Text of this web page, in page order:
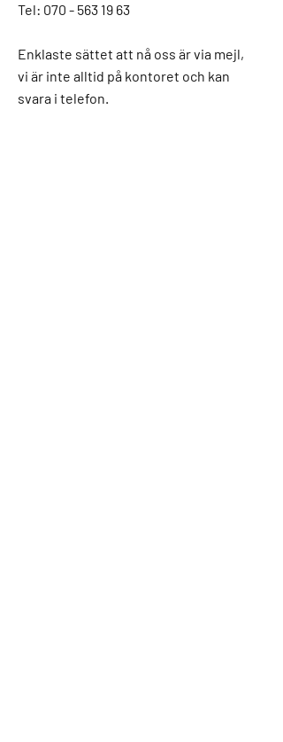
Tel: 070 - 563 19 63
Enklaste sättet att nå oss är via mejl,
vi är inte alltid på kontoret och kan
svara i telefon.